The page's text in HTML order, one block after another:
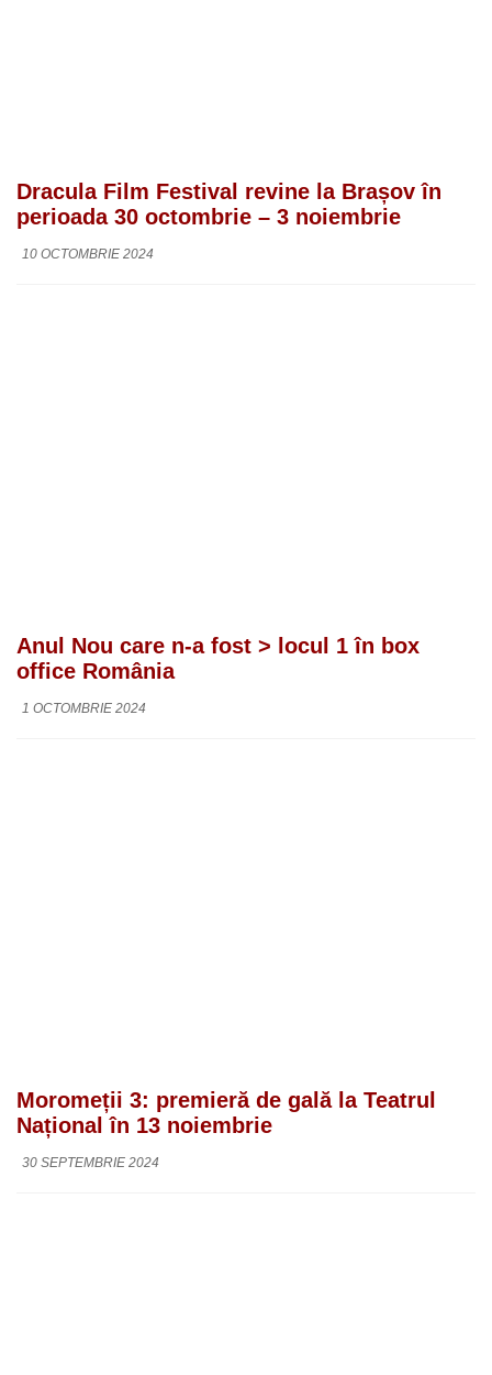
Dracula Film Festival revine la Brașov în
perioada 30 octombrie – 3 noiembrie
10 OCTOMBRIE 2024
Anul Nou care n-a fost > locul 1 în box
office România
1 OCTOMBRIE 2024
Moromeții 3: premieră de gală la Teatrul
Național în 13 noiembrie
30 SEPTEMBRIE 2024